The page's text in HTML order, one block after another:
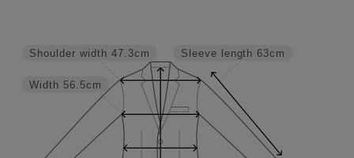
Sleeve length 63cm
Width 56.5cm
Shoulder width 47.3cm